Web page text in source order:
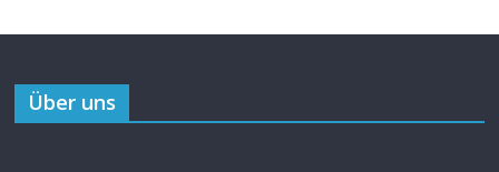
Über uns